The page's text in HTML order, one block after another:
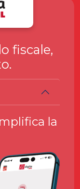
fiscale,
la